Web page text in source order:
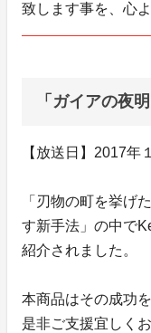
致します事を、心
「ガイアの夜
【放送日】2017年
「刃物の町を挙げ
す新手法」の中で
紹介されました。
本商品はその成功
是非ご支援宜しく